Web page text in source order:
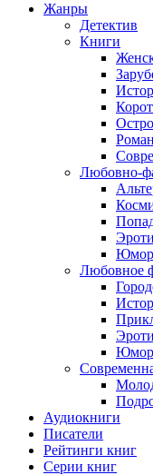
Жанры
Детектив
Книги
Любовно-
Любовное
Аудиокниги
Писатели
Рейтинги книг
Серии книг